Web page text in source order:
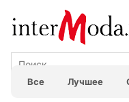
Все Лучшее